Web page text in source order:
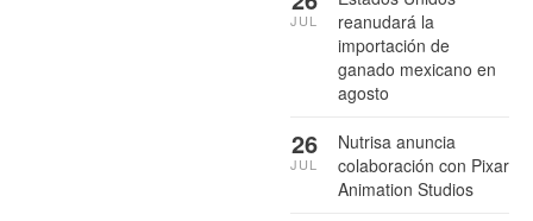
reanudará la
importación de
ganado mexicano en
agosto
JUL
Nutrisa anuncia
colaboración con Pixar
Animation Studios
26
JUL